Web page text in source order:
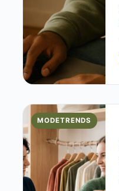
MODETRENDS